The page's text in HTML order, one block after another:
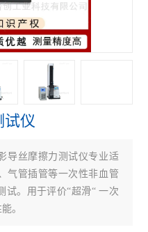
>>
试仪
导丝摩擦力测试仪专业适
气管插管等一次性非血管
试。用于评价“超滑“ 一次
。